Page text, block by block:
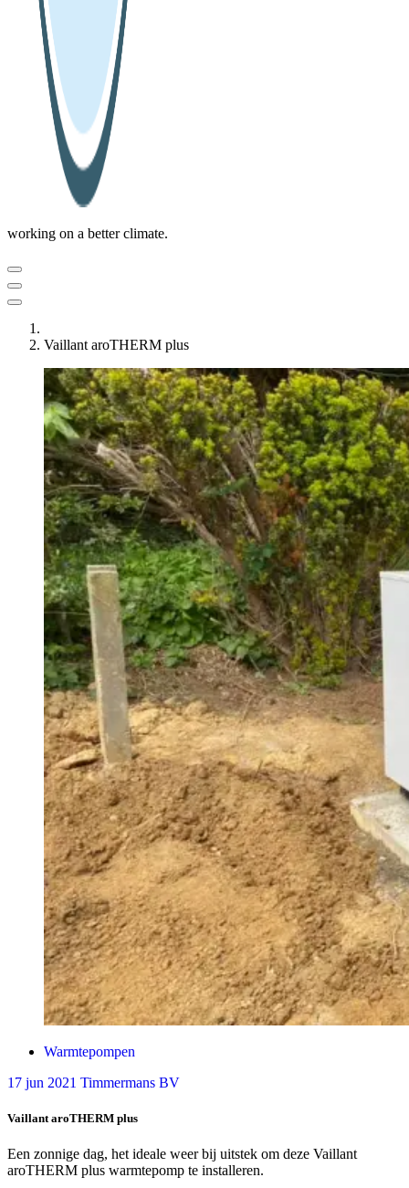
working on a better climate.
Vaillant aroTHERM plus
Warmtepompen
17 jun 2021 Timmermans BV
Vaillant aroTHERM plus
Een zonnige dag, het ideale weer bij uitstek om deze Vaillant
aroTHERM plus warmtepomp te installeren.